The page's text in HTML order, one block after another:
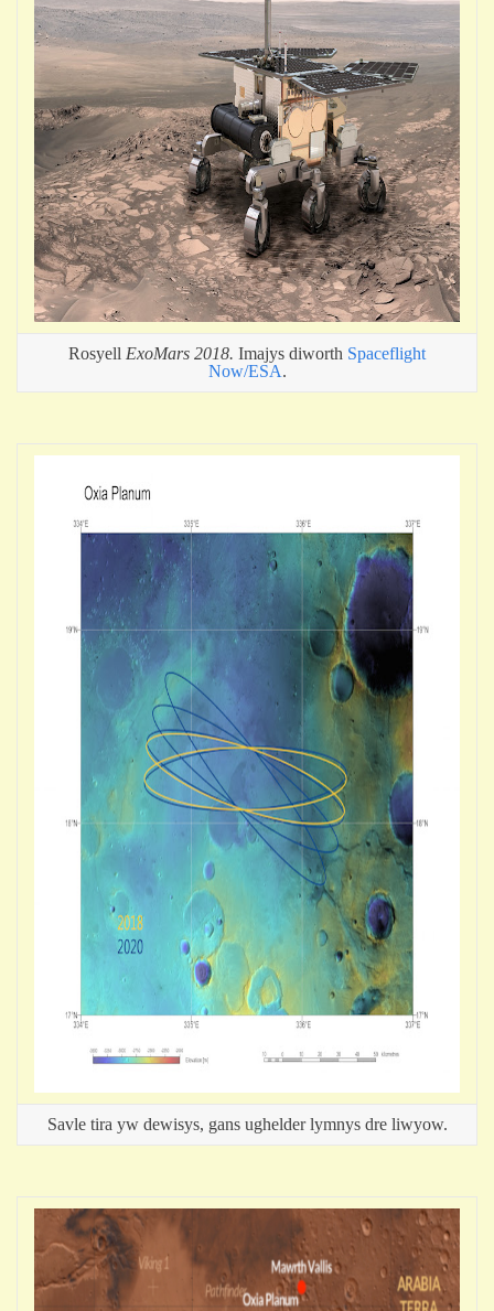
Rosyell ExoMars 2018. Imajys diworth Spaceflight
Now/ESA.
Savle tira yw dewisys, gans ughelder lymnys dre liwyow.